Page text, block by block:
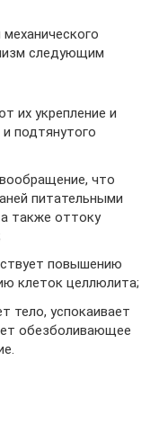
следующим
их укрепление и
подтянутого
что
питательными
также оттоку
повышению
клеток целлюлита;
тело, успокаивает
обезболивающее